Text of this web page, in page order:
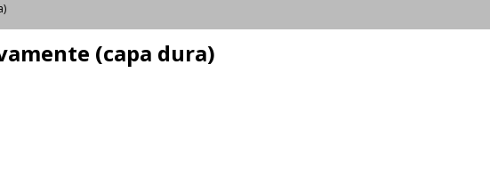
(capa dura)